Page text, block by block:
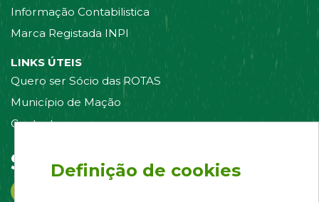
Informação Contabilistica
Marca Registada INPI
LINKS ÚTEIS
Quero ser Sócio das ROTAS
Município de Mação
Contacte-nos
Siga-nos em:
Definição de cookies